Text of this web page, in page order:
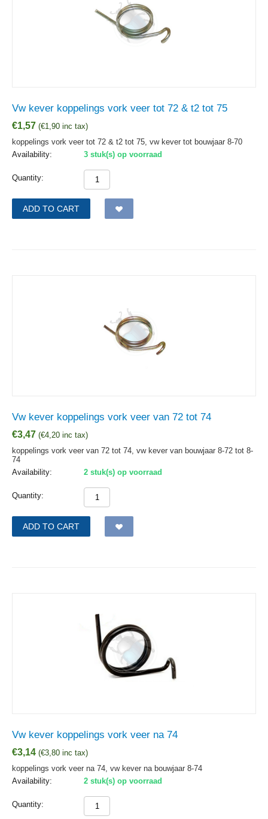
Vw kever koppelings vork veer tot 72 & t2 tot 75
€1,57 (€1,90 inc tax)
koppelings vork veer tot 72 & t2 tot 75, vw kever tot bouwjaar 8-70
Availability:
3 stuk(s) op voorraad
Quantity:
ADD TO CART
Vw kever koppelings vork veer van 72 tot 74
€3,47 (€4,20 inc tax)
koppelings vork veer van 72 tot 74, vw kever van bouwjaar 8-72 tot 8-
74
Availability:
2 stuk(s) op voorraad
Quantity:
ADD TO CART
Vw kever koppelings vork veer na 74
€3,14 (€3,80 inc tax)
koppelings vork veer na 74, vw kever na bouwjaar 8-74
Availability:
2 stuk(s) op voorraad
Quantity: